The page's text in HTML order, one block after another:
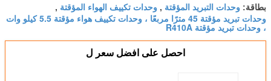
بطاقة: وحدات التبريد المؤقتة , وحدات تكييف الهواء المؤقتة ,
وحدات تبريد مؤقتة 45 مترًا مربعًا ، وحدات تكييف هواء مؤقتة 5.5 كيلو وات
، وحدات تبريد مؤقتة R410A
احصل على افضل سعر ل